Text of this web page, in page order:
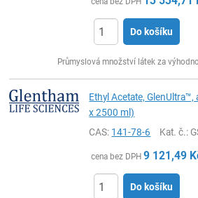
Do košíku
Průmyslová množství látek za
Ethyl Acetate, GlenUltra™,
x 2500 ml)
CAS: 141-78-6 Kat. č.:
cena bez DPH 9 121,49
Do košíku